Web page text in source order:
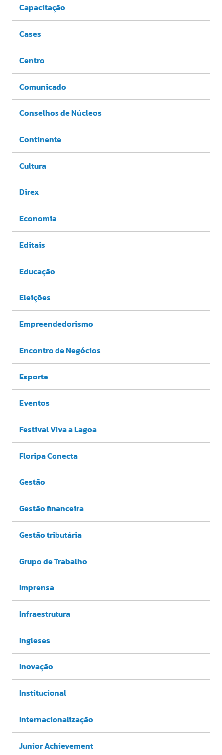
Capacitação
Cases
Centro
Comunicado
Conselhos de Núcleos
Continente
Cultura
Direx
Economia
Editais
Educação
Eleições
Empreendedorismo
Encontro de Negócios
Esporte
Eventos
Festival Viva a Lagoa
Floripa Conecta
Gestão
Gestão financeira
Gestão tributária
Grupo de Trabalho
Imprensa
Infraestrutura
Ingleses
Inovação
Institucional
Internacionalização
Junior Achievement